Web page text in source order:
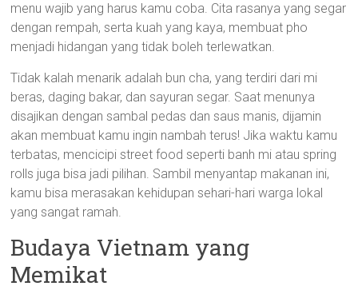
menu wajib yang harus kamu coba. Cita rasanya yang segar
dengan rempah, serta kuah yang kaya, membuat pho
menjadi hidangan yang tidak boleh terlewatkan.
Tidak kalah menarik adalah bun cha, yang terdiri dari mi
beras, daging bakar, dan sayuran segar. Saat menunya
disajikan dengan sambal pedas dan saus manis, dijamin
akan membuat kamu ingin nambah terus! Jika waktu kamu
terbatas, mencicipi street food seperti banh mi atau spring
rolls juga bisa jadi pilihan. Sambil menyantap makanan ini,
kamu bisa merasakan kehidupan sehari-hari warga lokal
yang sangat ramah.
Budaya Vietnam yang
Memikat